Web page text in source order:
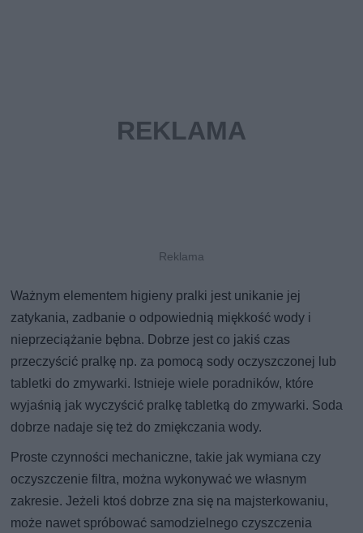
Ważnym elementem higieny pralki jest unikanie jej
zatykania, zadbanie o odpowiednią miękkość wody i
nieprzeciążanie bębna. Dobrze jest co jakiś czas
przeczyścić pralkę np. za pomocą sody oczyszczonej lub
tabletki do zmywarki. Istnieje wiele poradników, które
wyjaśnią jak wyczyścić pralkę tabletką do zmywarki. Soda
dobrze nadaje się też do zmiękczania wody.
Proste czynności mechaniczne, takie jak wymiana czy
oczyszczenie filtra, można wykonywać we własnym
zakresie. Jeżeli ktoś dobrze zna się na majsterkowaniu,
może nawet spróbować samodzielnego czyszczenia